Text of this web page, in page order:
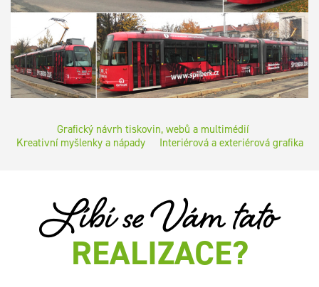
Grafický návrh tiskovin, webů a multimédií
Kreativní myšlenky a nápady
Interiérová a exteriérová grafika
Líbí se Vám tato
REALIZACE?